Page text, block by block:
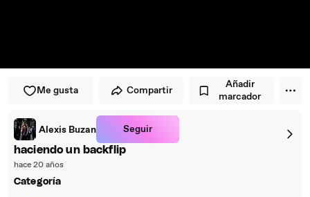
Me gusta Compartir
Añadir
marcador
Alexis Buzan Seguir
haciendo un backflip
hace 20 años
Categoría